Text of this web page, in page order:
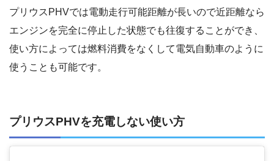
プリウスPHVでは電動走行可能距離が長いので近距離なら
エンジンを完全に停止した状態でも往復することができ、
使い方によっては燃料消費をなくして電気自動車のように
使うことも可能です。
プリウスPHVを充電しない使い方